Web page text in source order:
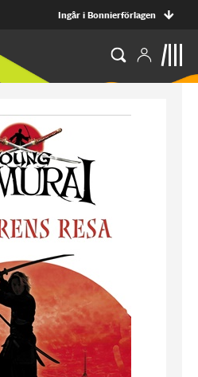
Ingår i Bonnierförlagen